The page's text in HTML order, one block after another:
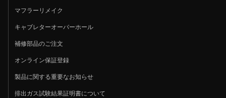
マフラーリメイク
キャブレターオーバーホール
補修部品のご注文
オンライン保証登録
製品に関する重要なお知らせ
排出ガス試験結果証明書について